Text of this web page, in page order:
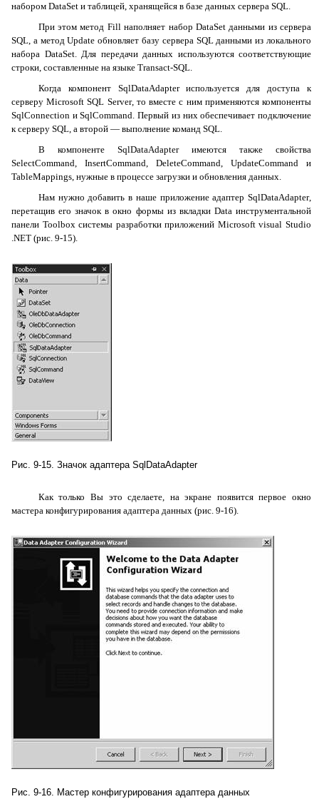
набором DataSet и таблицей, хранящейся в базе данных сервера SQL.
При этом метод Fillнаполняет набор DataSetданными из сервера
SQL, а методUpdate обновляет базу сервера SQLданными из локального
набора DataSet. Для передачи данных используются соответствующие
строки, составленные на языке Transact-SQL.
Когда компонент SqlDataAdapterиспользуется для доступа к
серверуMicrosoft SQL Server, то вместе с ним применяются компоненты
SqlConnection иSqlCommand. Первый из них обеспечивает подключение
к серверу SQL, а второй — выполнение команд SQL.
В компоненте SqlDataAdapterимеются также свойства
SelectCommand, InsertCommand, DeleteCommand, UpdateCommand и
TableMappings, нужные в процессе загрузки и обновления данных.
Нам нужно добавить в наше приложение адаптер SqlDataAdapter,
перетащив его значок в окно формы из вкладки Dataинструментальной
панели Toolboxсистемы разработки приложений Microsoft visual Studio
.NET (рис. 9-15).
Рис. 9-15. Значок адаптера SqlDataAdapter
Как только Вы это сделаете, на экране появится первое окно
мастера конфигурирования адаптера данных (рис. 9-16).
Рис. 9-16. Мастер конфигурирования адаптера данных